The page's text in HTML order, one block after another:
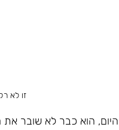
זו לא
היום, הוא כבר לא שובר את